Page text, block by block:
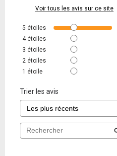
Voir tous les avis sur ce site
5 étoiles
4 étoiles
3 étoiles
2 étoiles
1 étoile
Trier les avis